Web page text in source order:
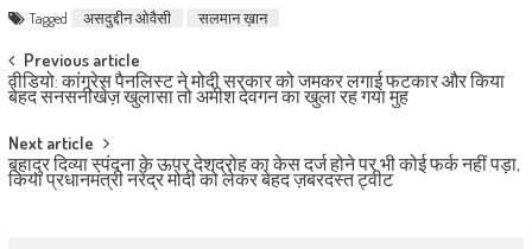
Tagged असदुद्दीन ओवैसी सलमान ख़ान
Post navigation
Previous article
वीडियो: कांग्रेस पैनलिस्ट ने मोदी सरकार को जमकर लगाई फटकार और किया
बेहद सनसनीखेज़ खुलासा तो अमीश देवगन का खुला रह गया मुह
Next article
बहादुर दिव्या स्पंदना के ऊपर देशद्रोह का केस दर्ज होने पर भी कोई फर्क नहीं पड़ा,
किया प्रधानमंत्री नरेंद्र मोदी को लेकर बेहद ज़बरदस्त ट्वीट